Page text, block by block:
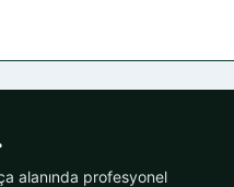
alanında profesyonel